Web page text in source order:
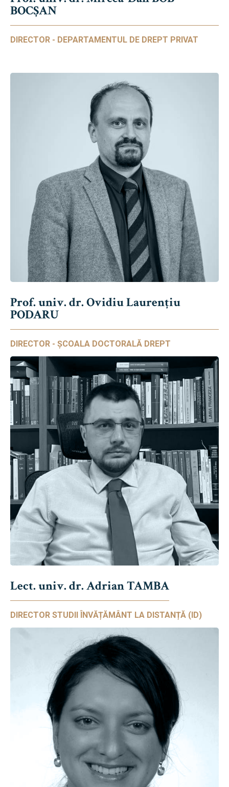
BOCȘAN
DIRECTOR - DEPARTAMENTUL DE DREPT PRIVAT
Prof. univ. dr. Ovidiu Laurențiu
PODARU
DIRECTOR - ȘCOALA DOCTORALĂ DREPT
Lect. univ. dr. Adrian TAMBA
DIRECTOR STUDII ÎNVĂȚĂMÂNT LA DISTANȚĂ (ID)